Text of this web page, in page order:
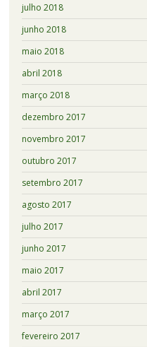
julho 2018
junho 2018
maio 2018
abril 2018
março 2018
dezembro 2017
novembro 2017
outubro 2017
setembro 2017
agosto 2017
julho 2017
junho 2017
maio 2017
abril 2017
março 2017
fevereiro 2017